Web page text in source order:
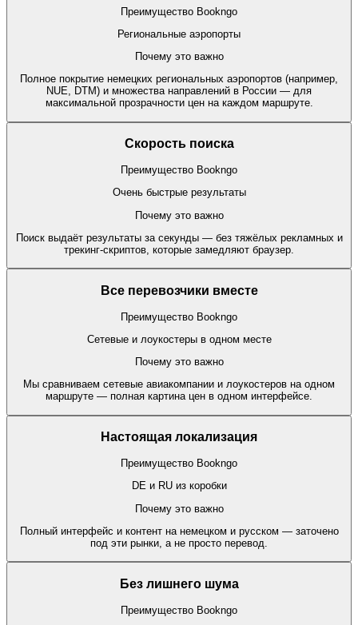
Преимущество Bookngo
Региональные аэропорты
Почему это важно
Полное покрытие немецких региональных аэропортов (например,
NUE, DTM) и множества направлений в России — для
максимальной прозрачности цен на каждом маршруте.
Скорость поиска
Преимущество Bookngo
Очень быстрые результаты
Почему это важно
Поиск выдаёт результаты за секунды — без тяжёлых рекламных и
трекинг-скриптов, которые замедляют браузер.
Все перевозчики вместе
Преимущество Bookngo
Сетевые и лоукостеры в одном месте
Почему это важно
Мы сравниваем сетевые авиакомпании и лоукостеров на одном
маршруте — полная картина цен в одном интерфейсе.
Настоящая локализация
Преимущество Bookngo
DE и RU из коробки
Почему это важно
Полный интерфейс и контент на немецком и русском — заточено
под эти рынки, а не просто перевод.
Без лишнего шума
Преимущество Bookngo